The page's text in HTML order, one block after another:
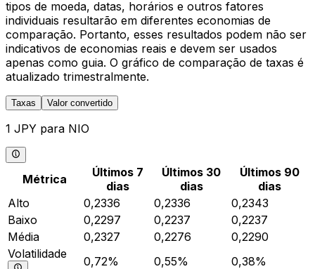
tipos de moeda, datas, horários e outros fatores
individuais resultarão em diferentes economias de
comparação. Portanto, esses resultados podem não ser
indicativos de economias reais e devem ser usados
apenas como guia. O gráfico de comparação de taxas é
atualizado trimestralmente.
Taxas Valor convertido
1 JPY para NIO
Métrica
Últimos 7
dias
Últimos 30
dias
Últimos 90
dias
Alto
0,2336 0,2336
0,2343
Baixo
0,2297 0,2237
0,2237
Média
0,2327 0,2276
0,2290
Volatilidade
0,72% 0,55% 0,38%